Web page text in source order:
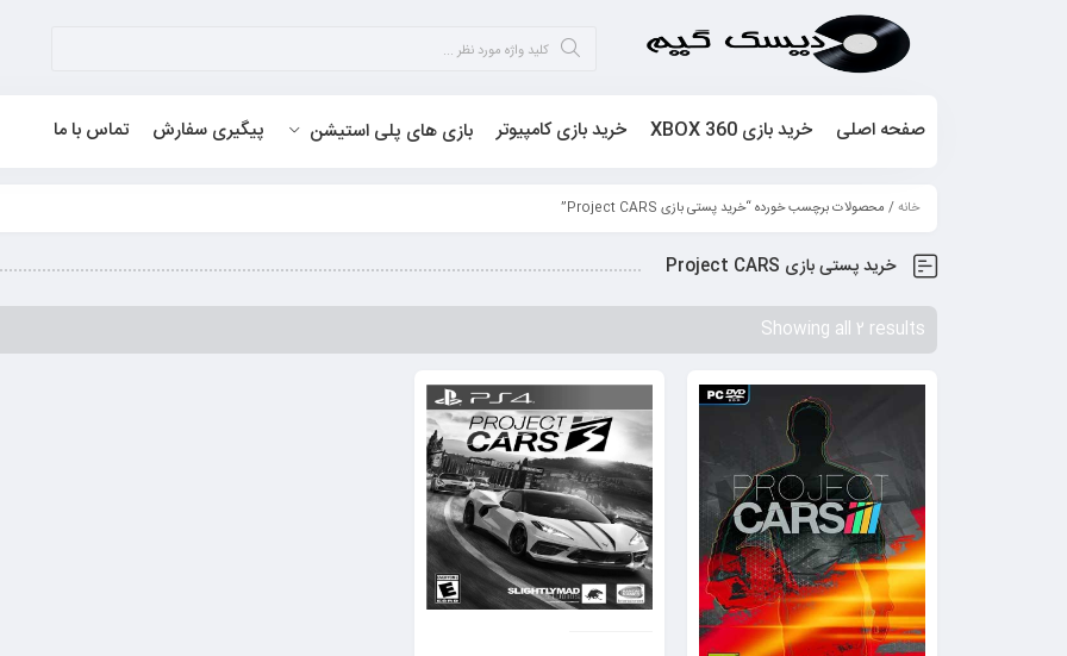
صفحه اصلی خرید بازی XBOX 360 خرید بازی کامپیوتر بازی های پلی استیشن پیگیری سفارش تماس با ما
خانه/ محصولات برچسب خورده “خرید پستی بازی Project CARS”
خرید پستی بازی Project CARS
Showing all 2 results